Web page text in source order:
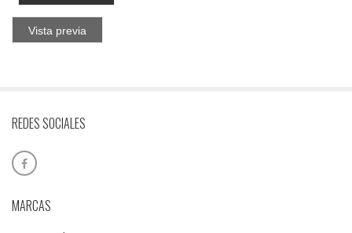
Vista previa
REDES SOCIALES
MARCAS